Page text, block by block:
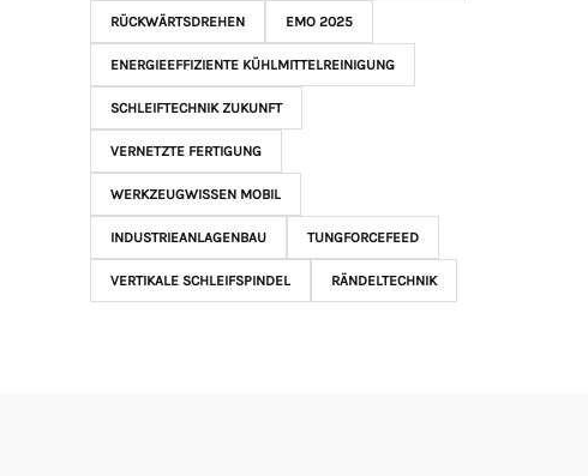
RÜCKWÄRTSDREHEN EMO 2025
ENERGIEEFFIZIENTE KÜHLMITTELREINIGUNG
SCHLEIFTECHNIK ZUKUNFT
VERNETZTE FERTIGUNG
WERKZEUGWISSEN MOBIL
INDUSTRIEANLAGENBAU TUNGFORCEFEED
VERTIKALE SCHLEIFSPINDEL RÄNDELTECHNIK